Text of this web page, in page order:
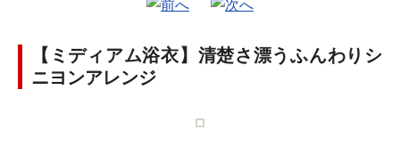
【ミディアム浴衣】清楚さ漂うふんわりシ
ニヨンアレンジ